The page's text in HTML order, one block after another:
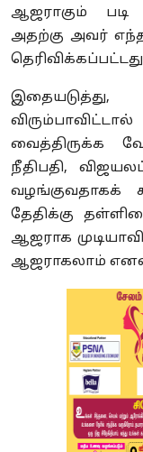
ஆஜராகும் படி
அதற்கு அவர்
வைத்திருக்க
நீதிபதி,
வழங்குவதாகக்
தேதிக்கு
ஆஜராக
ஆஜராகலாம்